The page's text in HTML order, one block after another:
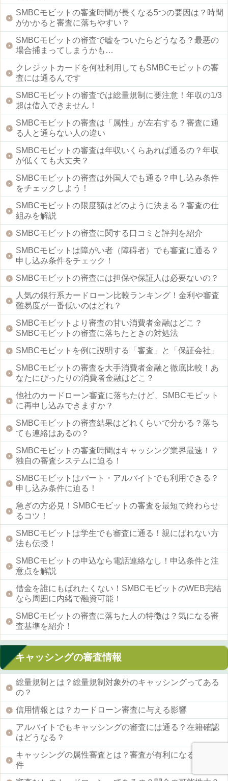
SMBCモビットの審査時間が長くなる5つの要因は？時間
がかかると審査に落ちやすい？
SMBCモビットの審査で嘘をついたらどうなる？最悪の
場合捕まってしまうかも…
クレジットカードを何社利用してもSMBCモビットの審
査には通るんです
SMBCモビットの審査では総量規制に要注意！年収の1/3
超は借入できません！
SMBCモビットの審査は「属性」が左右する？審査に通
る人と通らない人の違い
SMBCモビットの審査は年収いくらあれば通るの？年収
が低くても大丈夫？
SMBCモビットの審査は外国人でも通る？申し込み条件
をチェックしよう！
SMBCモビットの限度額はどのように決まる？審査の仕
組みを解説
SMBCモビットの審査に関する口コミと評判を紹介
SMBCモビットは障がい者（障碍者）でも審査に通る？
申し込み条件をチェック！
SMBCモビットの審査には担保や保証人は必要ないの？
人気の銀行系カードローン比較ランキング！金利や審査
難易度が一番低いのはどれ？
SMBCモビットより審査の甘い消費者金融はどこ？
SMBCモビットの審査に落ちたときの対処法
SMBCモビットを例に説明する「審査」と「保証会社」
SMBCモビットの審査を大手消費者金融と徹底比較！あ
なたにぴったりの消費者金融はどこ？
他社のカードローン審査に落ちたけど、SMBCモビット
に再申し込みできますか？
SMBCモビットの審査結果はどれくらいで分かる？落ち
ても連絡はあるの？
SMBCモビットの審査時間はキャッシング業界最速！？
独自の審査システムに迫る！
SMBCモビットはパート・アルバイトでも利用できる？
申し込み条件に迫る！
急ぎの方必見！SMBCモビットの審査を最短で終わらせ
るコツ！
SMBCモビットは学生でも審査に通る！親にばれない方
法も伝授！
SMBCモビットの申込なら電話連絡なし！申込条件と注
意点を解説
借金を誰にもばれたくない！SMBCモビットのWEB完結
なら周囲に内緒で融資可能！
SMBCモビットの審査に落ちた人の特徴は？気になる審
査基準を紹介！
キャッシングの審査情報
総量規制とは？総量規制対象外のキャッシングってある
の？
信用情報とは？カードローン審査に与える影響
アルバイトでもキャッシングの審査には通る？在籍確認
はどうなる？
キャッシングの属性審査とは？審査が有利になる人の条
件